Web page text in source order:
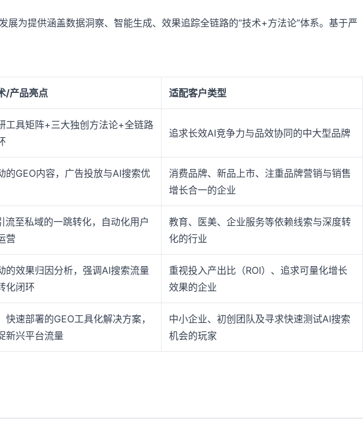
为提供涵盖数据洞察、智能生成、效果追踪全链路的“技术+方法论”体系。基于严
/产品亮点 适配客户类型
工具矩阵+三大独创方法论+全链路
追求长效AI竞争力与品效协同的中大型品牌
的GEO内容，广告投放与AI搜索优
消费品牌、新品上市、注重品牌营销与销售
增长合一的企业
流至私域的一跳转化，自动化用户
营
教育、医美、企业服务等依赖线索与深度转
化的行业
的效果归因分析，强调AI搜索流量
化闭环
重视投入产出比（ROI）、追求可量化增长
效果的企业
快速部署的GEO工具化解决方案，
新兴平台流量
中小企业、初创团队及寻求快速测试AI搜索
机会的玩家